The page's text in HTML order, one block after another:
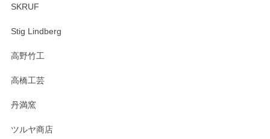
SKRUF
Stig Lindberg
高野竹工
高橋工芸
丹満窯
ツルヤ商店